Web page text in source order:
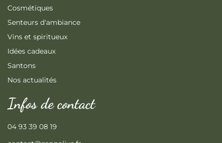
Cosmétiques
Senteurs d'ambiance
Vins et spiritueux
Idées cadeaux
Santons
Nos actualités
Infos de contact
04 93 39 08 19